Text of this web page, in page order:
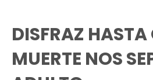
DISFRAZ HASTA
MUERTE NOS